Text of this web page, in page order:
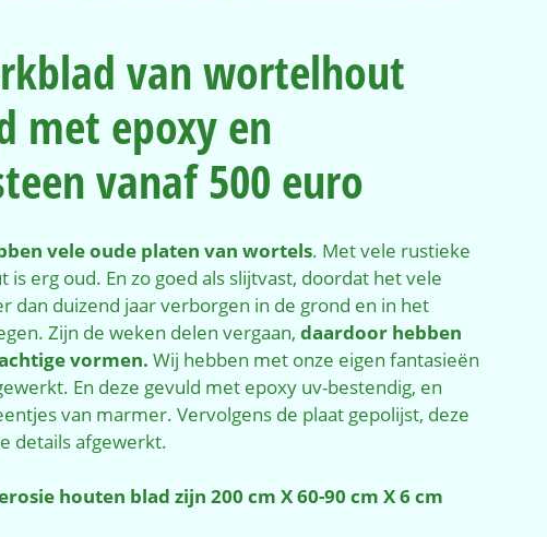
van wortelhout
met epoxy en
vanaf 500 euro
vele oude platen van wortels. Met vele rustieke
is erg oud. En zo goed als slijtvast, doordat het vele
dan duizend jaar verborgen in de grond en in het
Zijn de weken delen vergaan, daardoor hebben
vormen. Wij hebben met onze eigen fantasieën
En deze gevuld met epoxy uv-bestendig, en
van marmer. Vervolgens de plaat gepolijst, deze
details afgewerkt.
houten blad zijn 200 cm X 60-90 cm X 6 cm